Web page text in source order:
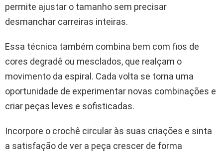
permite ajustar o tamanho sem precisar
desmanchar carreiras inteiras.
Essa técnica também combina bem com fios de
cores degradê ou mesclados, que realçam o
movimento da espiral. Cada volta se torna uma
oportunidade de experimentar novas combinações e
criar peças leves e sofisticadas.
Incorpore o crochê circular às suas criações e sinta
a satisfação de ver a peça crescer de forma